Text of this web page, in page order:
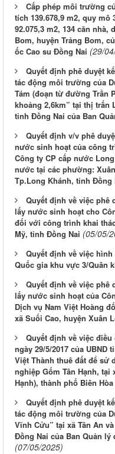
Cấp phép môi trường
tích 139.678,9 m2, quy
92.075,3 m2, 134 căn
Bom, huyện Trảng Bom,
ốc Cao su Đồng Nai (29/
Quyết định phê duyệt
tác động môi trường của
Tám (đoạn từ đường Trần
khoảng 2,6km” tại thị trấn
tỉnh Đồng Nai của Ban
Quyết định v/v phê
nước sinh hoạt của công
Công ty CP cấp nước
nước tại các phường:
Tp.Long Khánh, tỉnh Đồng
Quyết định về việc phê
lấy nước sinh hoạt cho
đối với công trình khai
Mỹ, tỉnh Đồng Nai (05/05/
Quyết định về việc
Quốc gia khu vực 3/Quân
Quyết định về việc phê
lấy nước sinh hoạt của
Dịch vụ Nam Việt Hoàng
xã Suối Cao, huyện Xuân
Quyết định về việc điều
ngày 29/5/2017 của UBND
Việt Thành thuê đất để sử
nghiệp Gốm Tân Hạnh, tại
Hạnh), thành phố Biên Hòa
Quyết định phê duyệt
tác động môi trường của
Vĩnh Cửu” tại xã Tân An
Đồng Nai của Ban Quản
(07/05/2025)